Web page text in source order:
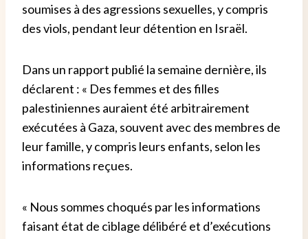
soumises à des agressions sexuelles, y compris
des viols, pendant leur détention en Israël.
Dans un rapport publié la semaine dernière, ils
déclarent : « Des femmes et des filles
palestiniennes auraient été arbitrairement
exécutées à Gaza, souvent avec des membres de
leur famille, y compris leurs enfants, selon les
informations reçues.
« Nous sommes choqués par les informations
faisant état de ciblage délibéré et d’exécutions